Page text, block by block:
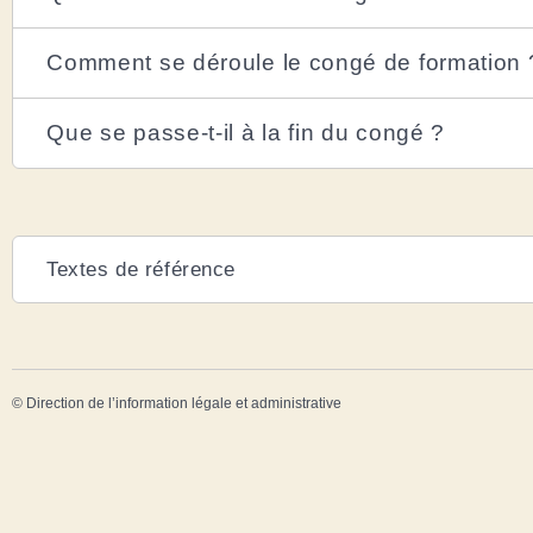
Comment se déroule le congé de formation
Que se passe-t-il à la fin du congé ?
Textes de référence
© Direction de l’information légale et administrative